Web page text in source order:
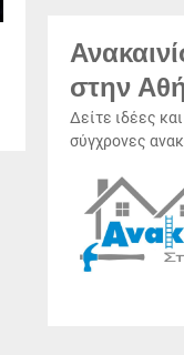
στην
Δείτε ιδέες
σύγχρονες